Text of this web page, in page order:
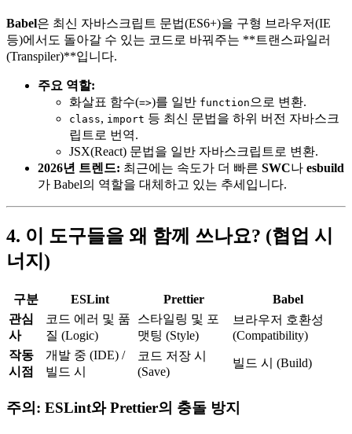
Babel은 최신 자바스크립트 문법(ES6+)을 구형 브라우저(IE
등)에서도 돌아갈 수 있는 코드로 바꿔주는 **트랜스파일러
(Transpiler)**입니다.
주요 역할:
화살표 함수(=>)를 일반 function 으로 변환.
class, import 등 최신 문법을 하위 버전 자바스크
립트로 번역.
JSX(React) 문법을 일반 자바스크립트로 변환.
2026년 트렌드: 최근에는 속도가 더 빠른 SWC나 esbuild
가 Babel의 역할을 대체하고 있는 추세입니다.
4. 이 도구들을 왜 함께 쓰나요? (협업 시
너지)
구분 ESLint Prettier
Babel
관심
사
코드 에러 및 품
질 (Logic)
스타일링 및 포
맷팅 (Style)
브라우저 호환성
(Compatibility)
작동
시점
개발 중 (IDE) /
빌드 시
코드 저장 시
(Save)
빌드 시 (Build)
주의: ESLint와 Prettier의 충돌 방지